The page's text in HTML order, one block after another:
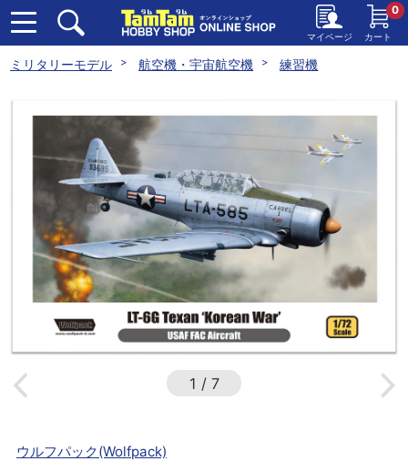
マイページ カート
0
ミリタリーモデル 航空機・宇宙航空機 練習機
1 / 7
ウルフパック(Wolfpack)